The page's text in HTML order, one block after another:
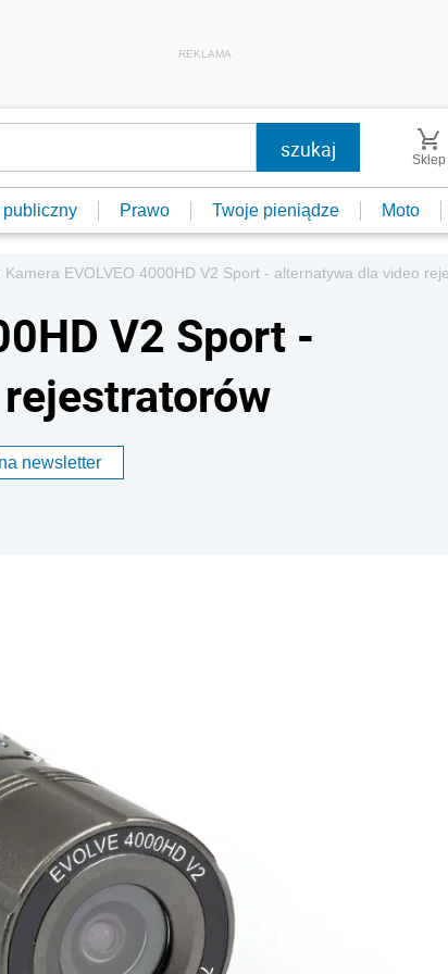
REKLAMA
Sklep
publiczny Prawo Twoje pieniądze Moto
Kamera EVOLVEO 4000HD V2 Sport - alternatywa dla video
V2 Sport -
newsletter